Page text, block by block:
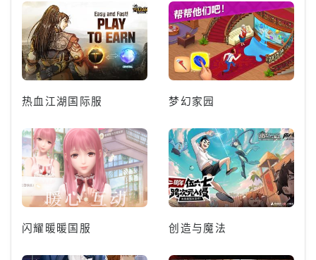
热血江湖国际服 梦幻家园
闪耀暖暖国服 创造与魔法